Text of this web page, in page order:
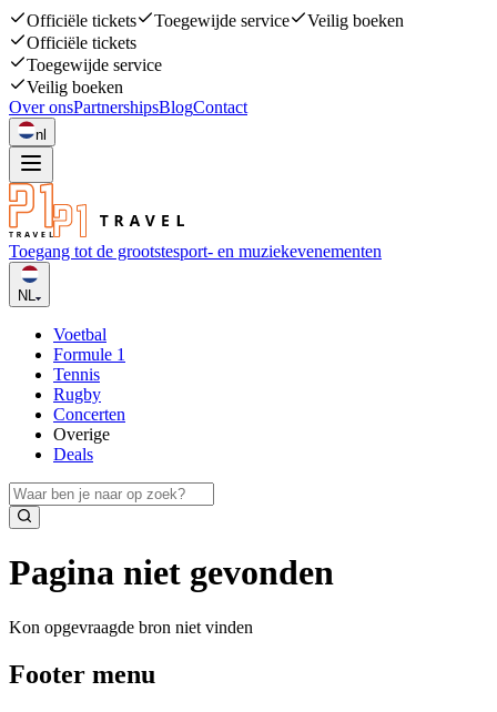
Officiële tickets Toegewijde service
Veilig boeken
Officiële tickets
Toegewijde service
Veilig boeken
Over onsPartnershipsBlogContact
nl
Toegang tot de grootstesport- en muziekevenementen
NL
Voetbal
Formule 1
Tennis
Rugby
Concerten
Overige
Deals
Pagina niet gevonden
Kon opgevraagde bron niet vinden
Footer menu